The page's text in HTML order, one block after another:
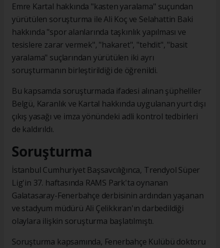
Emre Kartal hakkında "kasten yaralama" suçundan
yürütülen soruşturma ile Ali Koç ve Selahattin Baki
hakkında "spor alanlarında taşkınlık yapılması ve
tesislere zarar vermek", "hakaret", "tehdit", "basit
yaralama" suçlarından yürütülen iki ayrı
soruşturmanın birleştirildiği de öğrenildi.
Bu kapsamda soruşturmada ifadesi alınan şüpheliler
Belgü, Karanlık ve Kartal hakkında uygulanan yurt dışı
çıkış yasağı ve imza yönündeki adli kontrol tedbirleri
de kaldırıldı.
Soruşturma
İstanbul Cumhuriyet Başsavcılığınca, Trendyol Süper
Lig'in 37. haftasında RAMS Park'ta oynanan
Galatasaray-Fenerbahçe derbisinin ardından yaşanan
ve stadyum müdürü Ali Çelikkıran'ın darbedildiği
olaylara ilişkin soruşturma başlatılmıştı.
Soruşturma kapsamında, Fenerbahçe Kulübü doktoru